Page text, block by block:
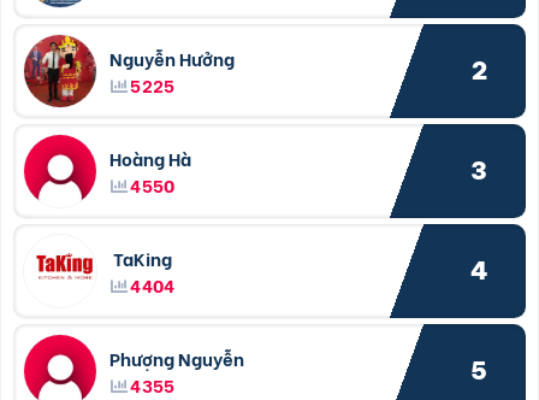
Nguyễn Hưởng
5225
2
Hoàng Hà
4550
3
TaKing
4404
4
Phượng Nguyễn
4355
5